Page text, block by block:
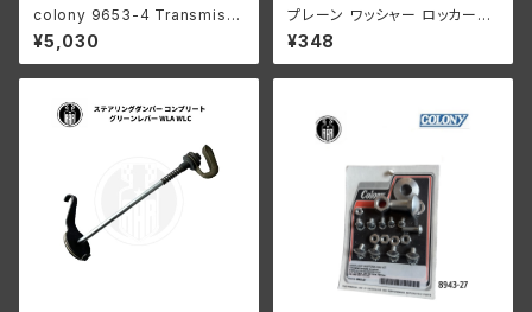
colony 9653-4 Transmissi
on case bottom stud kit
¥5,030
プレーン ワッシャー ロッカース
タッド 1枚 ハーレーダビッドソン
RL DL WL WLA パーカーライ
ズド
¥348